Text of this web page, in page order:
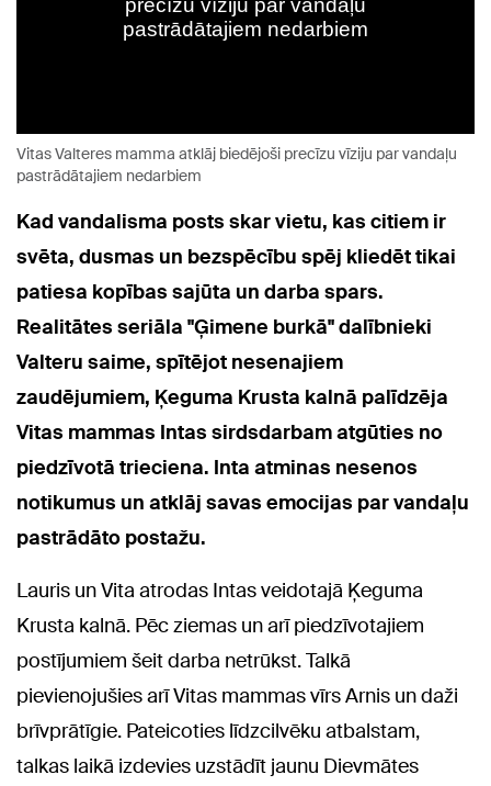
Vitas Valteres mamma atklāj biedējoši precīzu vīziju par vandaļu
pastrādātajiem nedarbiem
Kad vandalisma posts skar vietu, kas citiem ir
svēta, dusmas un bezspēcību spēj kliedēt tikai
patiesa kopības sajūta un darba spars.
Realitātes seriāla "Ģimene burkā" dalībnieki
Valteru saime, spītējot nesenajiem
zaudējumiem, Ķeguma Krusta kalnā palīdzēja
Vitas mammas Intas sirdsdarbam atgūties no
piedzīvotā trieciena. Inta atminas nesenos
notikumus un atklāj savas emocijas par vandaļu
pastrādāto postažu.
Lauris un Vita atrodas Intas veidotajā Ķeguma
Krusta kalnā. Pēc ziemas un arī piedzīvotajiem
postījumiem šeit darba netrūkst. Talkā
pievienojušies arī Vitas mammas vīrs Arnis un daži
brīvprātīgie. Pateicoties līdzcilvēku atbalstam,
talkas laikā izdevies uzstādīt jaunu Dievmātes